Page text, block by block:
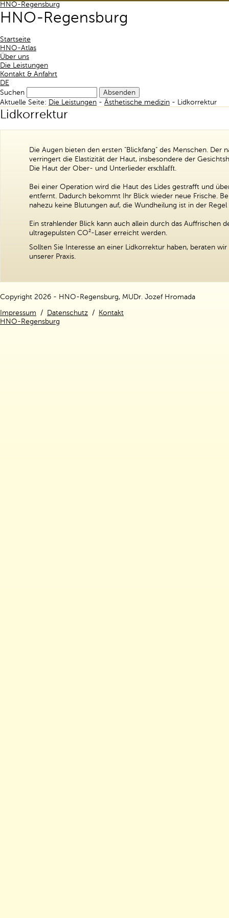
HNO-Regensburg
HNO-Regensburg
Startseite
HNO-Atlas
Über uns
Die Leistungen
Kontakt & Anfahrt
DE
Suchen
Aktuelle Seite: Die Leistungen - Ästhetische medizin - Lidkorrektur
Lidkorrektur
Die Augen bieten den ersten "Blickfang" des Menschen. Der
verringert die Elastizität der Haut, insbesondere der
Die Haut der Ober- und Unterlieder erschlafft.
Bei einer Operation wird die Haut des Lides gestrafft und
entfernt. Dadurch bekommt Ihr Blick wieder neue Frische.
nahezu keine Blutungen auf, die Wundheilung ist in der Regel
Ein strahlender Blick kann auch allein durch das Auffrischen
ultragepulsten CO²-Laser erreicht werden.
Sollten Sie Interesse an einer Lidkorrektur haben, beraten wir
unserer Praxis.
Copyright 2026 - HNO-Regensburg, MUDr. Jozef Hromada
Impressum / Datenschutz /
Kontakt
HNO-Regensburg